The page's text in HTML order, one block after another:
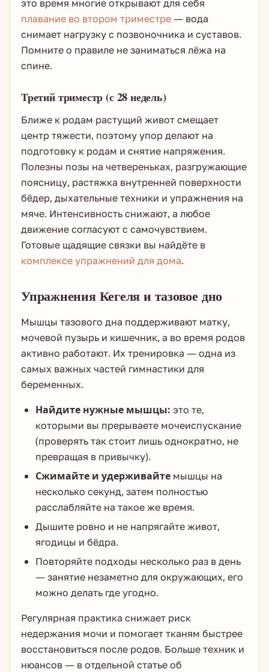
это время многие открывают для себя
плавание во втором триместре— вода
снимает нагрузку с позвоночника и суставов.
Помните о правиле не заниматься лёжа на
спине.
Третий триместр (с 28 недель)
Ближе к родам растущий живот смещает
центр тяжести, поэтому упор делают на
подготовку к родам и снятие напряжения.
Полезны позы на четвереньках, разгружающие
поясницу, растяжка внутренней поверхности
бёдер, дыхательные техники и упражнения на
мяче. Интенсивность снижают, а любое
движение согласуют с самочувствием.
Готовые щадящие связки вы найдёте в
комплексе упражнений для дома.
Упражнения Кегеля и тазовое дно
Мышцы тазового дна поддерживают матку,
мочевой пузырь и кишечник, а во время родов
активно работают. Их тренировка — одна из
самых важных частей гимнастики для
беременных.
Найдите нужные мышцы: это те,
которыми вы прерываете мочеиспускание
(проверять так стоит лишь однократно, не
превращая в привычку).
Сжимайте и удерживайте мышцы на
несколько секунд, затем полностью
расслабляйте на такое же время.
Дышите ровно и не напрягайте живот,
ягодицы и бёдра.
Повторяйте подходы несколько раз в день
— занятие незаметно для окружающих, его
можно делать где угодно.
Регулярная практика снижает риск
недержания мочи и помогает тканям быстрее
восстановиться после родов. Больше техник и
нюансов — в отдельной статье об